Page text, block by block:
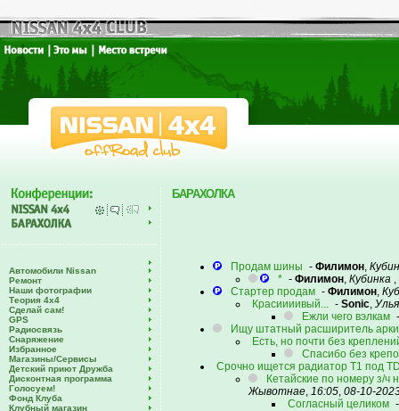
Автомобили Nissan
Ремонт
Наши фотографии
Теория 4х4
Сделай сам!
GPS
Радиосвязь
Снаряжение
Избранное
Магазины/Сервисы
Детский приют Дружба
Дисконтная программа
Голосуем!
Фонд Клуба
Клубный магазин
БАРАХОЛКА
Продам шины - Филимон,
* - Филимон, Кубинка ,
Стартер продам - Филимон,
Красиииивый... - Sonic,
Ежли чего вэлкам
Ищу штатный расширитель
Есть, но почти без
Спасибо без
Срочно ищется радиатор Т1 под
Кетайские по номеру з/ч
Жывотнае, 16:05, 08-10-
Согласный целиком